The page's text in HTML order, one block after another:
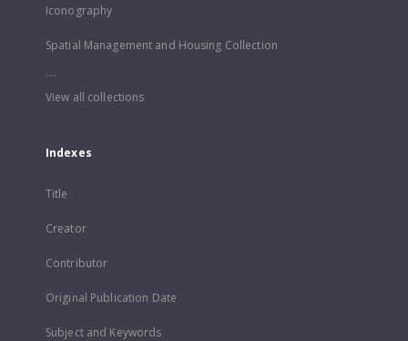
Iconography
Spatial Management and Housing Collection
...
View all collections
Indexes
Title
Creator
Contributor
Original Publication Date
Subject and Keywords